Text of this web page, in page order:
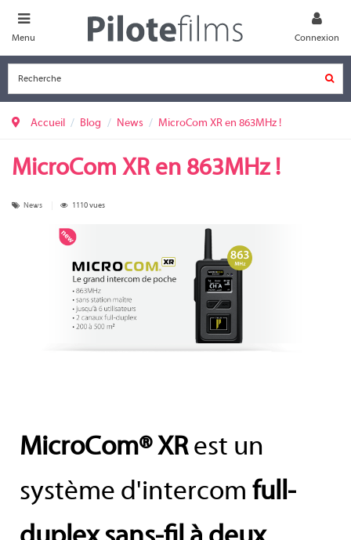
Menu Connexion
Accueil Blog News MicroCom XR en 863MHz !
MicroCom XR en 863MHz !
News 1110 vues
MicroCom® XRest un
système d'intercom full-